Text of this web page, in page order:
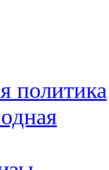
политика